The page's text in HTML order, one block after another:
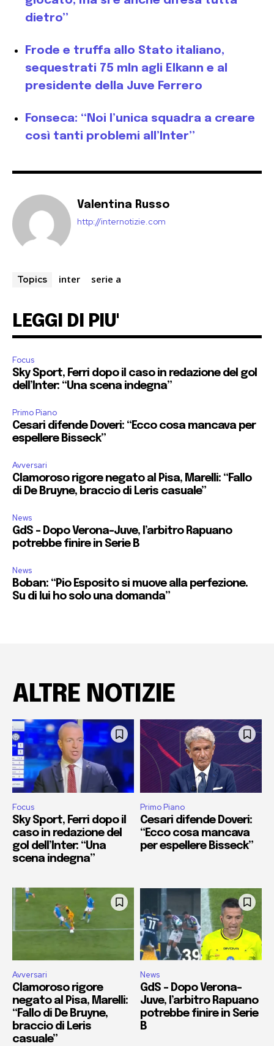
dietro”
Frode e truffa allo Stato italiano,
sequestrati 75 mln agli Elkann e al
presidente della Juve Ferrero
Fonseca: “Noi l’unica squadra a creare
così tanti problemi all’Inter”
Valentina Russo
http://internotizie.com
Topics inter serie a
LEGGI DI PIU'
Focus
Sky Sport, Ferri dopo il caso in redazione del gol
dell’Inter: “Una scena indegna”
Primo Piano
Cesari difende Doveri: “Ecco cosa mancava per
espellere Bisseck”
Avversari
Clamoroso rigore negato al Pisa, Marelli: “Fallo
di De Bruyne, braccio di Leris casuale”
News
GdS – Dopo Verona-Juve, l’arbitro Rapuano
potrebbe finire in Serie B
News
Boban: “Pio Esposito si muove alla perfezione.
Su di lui ho solo una domanda”
ALTRE NOTIZIE
Focus
Sky Sport, Ferri dopo il
caso in redazione del
gol dell’Inter: “Una
scena indegna”
Primo Piano
Cesari difende Doveri:
“Ecco cosa mancava
per espellere Bisseck”
Avversari
Clamoroso rigore
negato al Pisa, Marelli:
“Fallo di De Bruyne,
braccio di Leris
casuale”
News
GdS – Dopo Verona-
Juve, l’arbitro Rapuano
potrebbe finire in Serie
B